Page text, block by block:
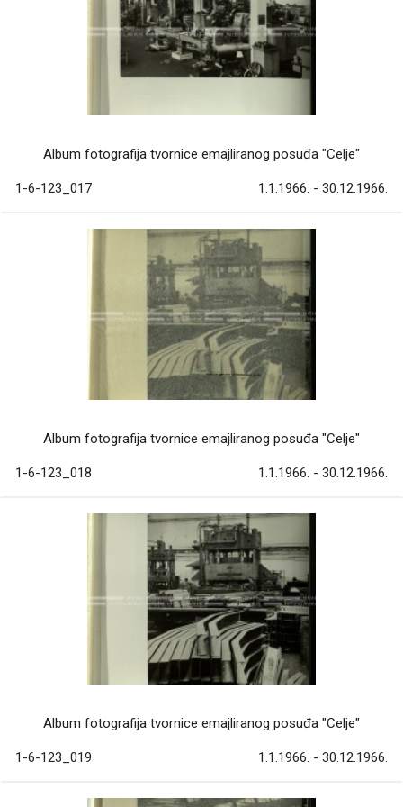
Album fotografija tvornice emajliranog posuđa "Celje"
1-6-123_017 1.1.1966. - 30.12.1966.
Album fotografija tvornice emajliranog posuđa "Celje"
1-6-123_018 1.1.1966. - 30.12.1966.
Album fotografija tvornice emajliranog posuđa "Celje"
1-6-123_019 1.1.1966. - 30.12.1966.